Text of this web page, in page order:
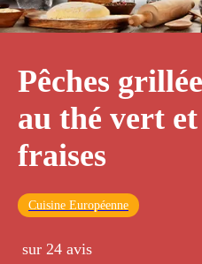
Pêches
au thé vert
fraises
Cuisine Européenne
sur 24 avis